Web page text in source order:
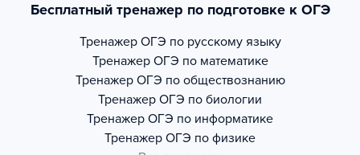
Бесплатный тренажер по подготовке к ОГЭ
Тренажер ОГЭ по русскому языку
Тренажер ОГЭ по математике
Тренажер ОГЭ по обществознанию
Тренажер ОГЭ по биологии
Тренажер ОГЭ по информатике
Тренажер ОГЭ по физике